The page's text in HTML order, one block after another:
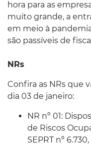
hora para as
muito grande, a
em meio à
são passíveis de
NRs
Confira as NRs que
dia 03 de janeiro:
NR nº 01:
de Riscos
SEPRT nº